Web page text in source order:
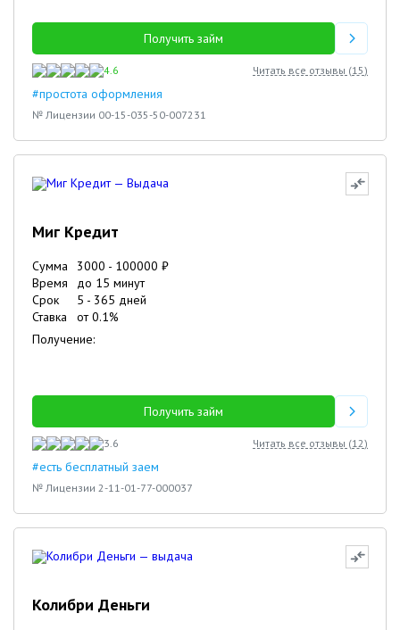
Получить займ
4.6 Читать все отзывы (15)
#простота оформления
№ Лицензии 00-15-035-50-007231
Миг Кредит
Сумма 3000 - 100000 ₽
Время
до 15 минут
Срок
5 - 365 дней
Ставка
от0.1%
Получение:
Получить займ
3.6 Читать все отзывы (12)
#есть бесплатный заем
№ Лицензии 2-11-01-77-000037
Колибри Деньги